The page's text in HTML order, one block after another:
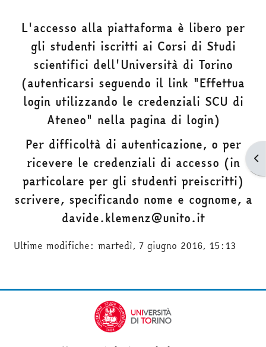
L'accesso alla piattaforma è libero per
gli studenti iscritti ai Corsi di Studi
scientifici dell'Università di Torino
(autenticarsi seguendo il link "Effettua
login utilizzando le credenziali SCU di
Ateneo" nella pagina di login)
Per difficoltà di autenticazione, o per
ricevere le credenziali di accesso (in
particolare per gli studenti preiscritti)
scrivere, specificando nome e cognome, a
davide.klemenz@unito.it
Ultime modifiche: martedì, 7 giugno 2016, 15:13